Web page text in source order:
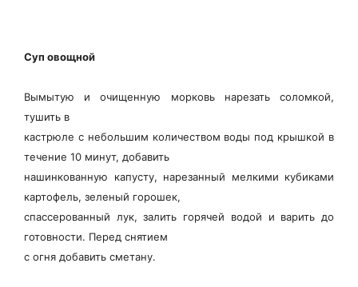
Суп овощной
Вымытую и очищенную морковь нарезать соломкой,
тушить в
кастрюле с небольшим количеством воды под крышкой в
течение 10 минут, добавить
нашинкованную капусту, нарезанный мелкими кубиками
картофель, зеленый горошек,
спассерованный лук, залить горячей водой и варить до
готовности. Перед снятием
с огня добавить сметану.